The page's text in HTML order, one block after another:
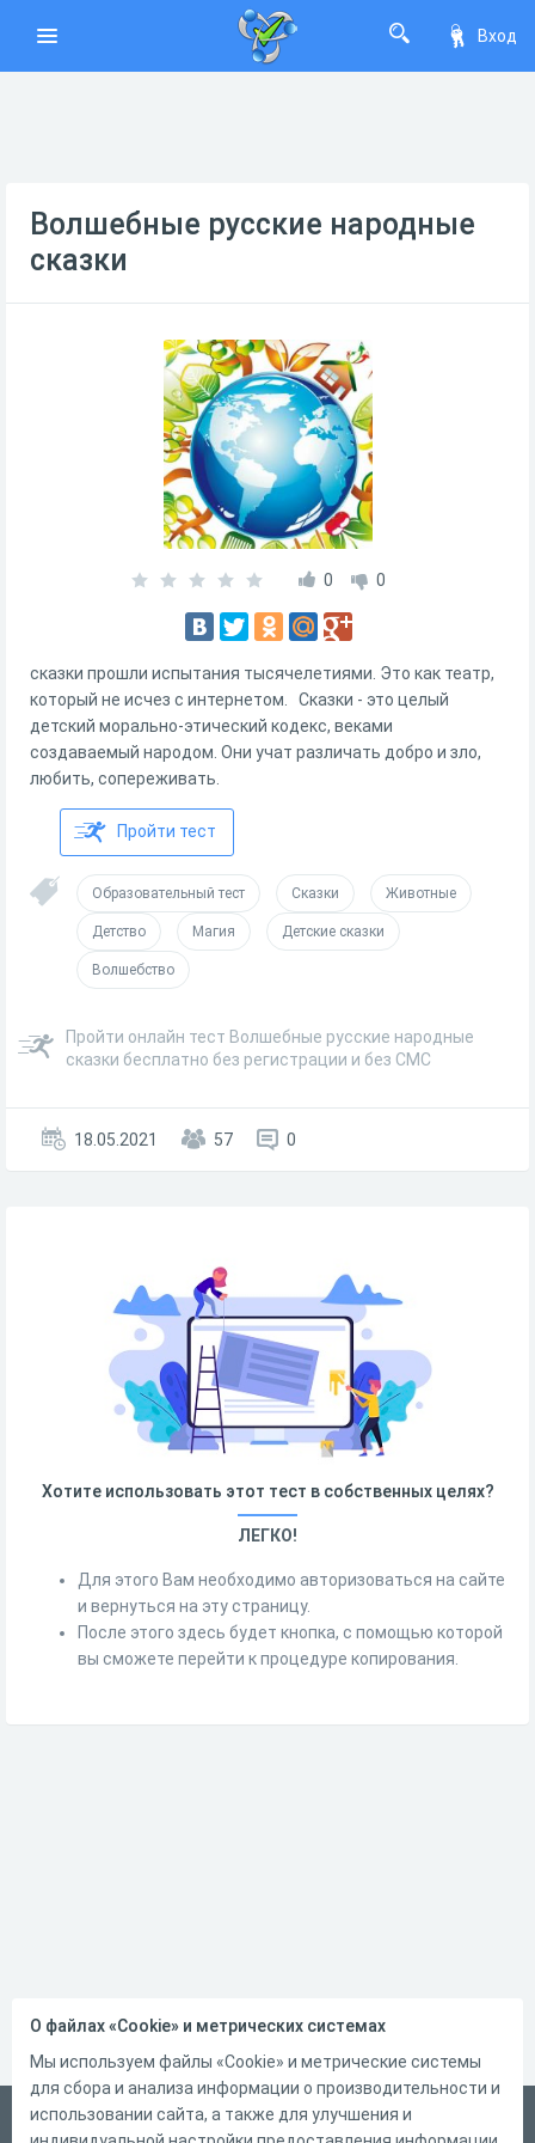
Вход
Волшебные русские народные
сказки
0 0
сказки прошли испытания тысячелетиями. Это как театр,
который не исчез с интернетом. Сказки - это целый
детский морально-этический кодекс, веками
создаваемый народом. Они учат различать добро и зло,
любить, сопереживать.
Пройти тест
Образовательный тест Сказки Животные
Детство Магия Детские сказки
Волшебство
Пройти онлайн тест Волшебные русские народные
сказки бесплатно без регистрации и без СМС
18.05.2021 57 0
Хотите использовать этот тест в собственных целях?
ЛЕГКО!
Для этого Вам необходимо авторизоваться на сайте
и вернуться на эту страницу.
После этого здесь будет кнопка, с помощью которой
вы сможете перейти к процедуре копирования.
Русский
О файлах «Cookie» и метрических системах
Мы используем файлы «Cookie» и метрические системы
для сбора и анализа информации о производительности и
использовании сайта, а также для улучшения и